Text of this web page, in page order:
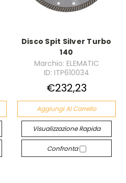
Disco Spit Silver Turbo
140
Marchio: ELEMATIC
ID: ITP610034
€232,23
Aggiungi Al Carrello
Visualizzazione Rapida
Confronta